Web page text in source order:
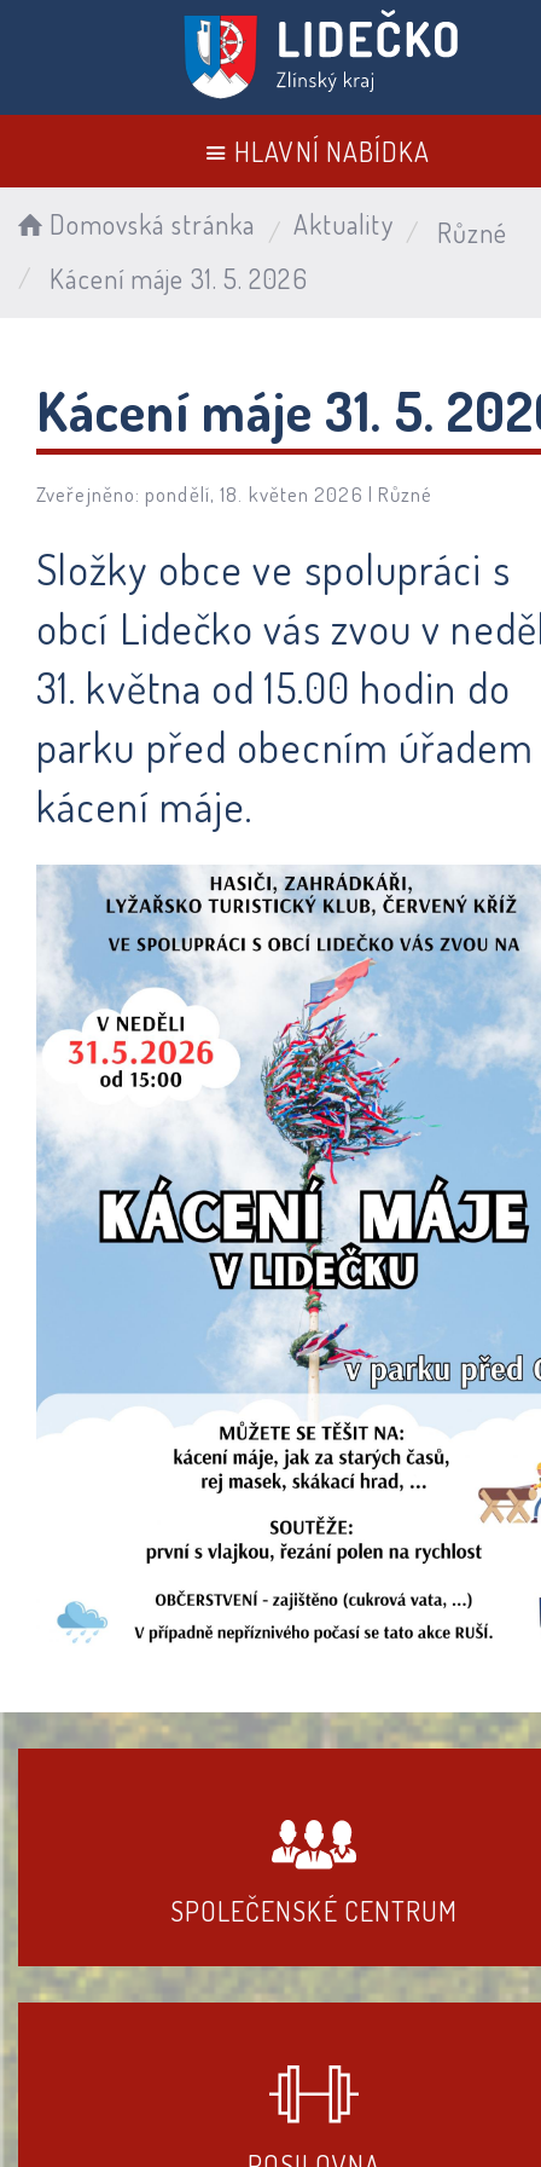
HLAVNÍ NABÍDKA
Domovská stránka Aktuality
Různé
Kácení máje 31. 5. 2026
Kácení máje 31. 5.
Zveřejněno: pondělí, 18. květen 2026 | Různé
Složky obce ve spolupráci s
obcí Lidečko vás zvou v
31. května od 15.00 hodin do
parku před obecním
kácení máje.
SPOLEČENSKÉ CENTRUM